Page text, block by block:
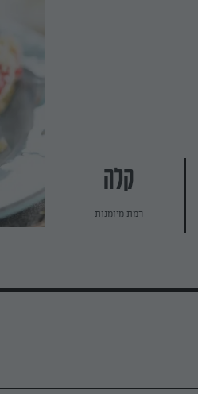
קלה
רמת מיומנות